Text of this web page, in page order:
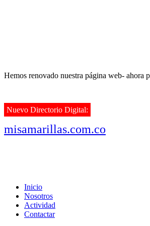
Hemos renovado nuestra página web- ahora
Nuevo Directorio Digital:
misamarillas.com.co
Inicio
Nosotros
Actividad
Contactar